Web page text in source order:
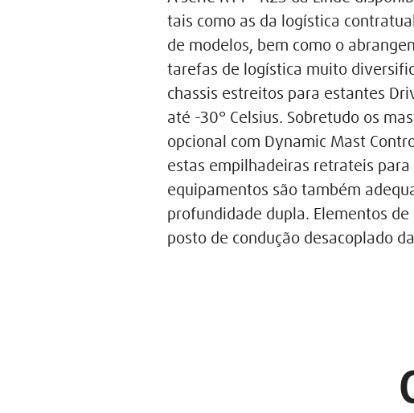
tais como as da logística
de modelos, bem como o
tarefas de logística muito
chassis estreitos para estantes
até -30° Celsius. Sobretudo os
opcional com Dynamic Mast
estas empilhadeiras retrateis
equipamentos são também
profundidade dupla. Elementos
posto de condução desacoplado